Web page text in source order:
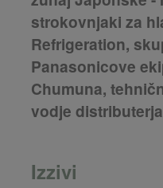
strokovnjaki za
Refrigeration,
Panasonicove
Chumuna,
vodje
Izzivi